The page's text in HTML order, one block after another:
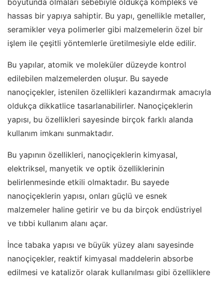
hassas bir yapıya sahiptir. Bu yapı, genellikle metaller,
seramikler veya polimerler gibi malzemelerin özel bir
işlem ile çeşitli yöntemlerle üretilmesiyle elde edilir.
Bu yapılar, atomik ve moleküler düzeyde kontrol
edilebilen malzemelerden oluşur. Bu sayede
nanoçiçekler, istenilen özellikleri kazandırmak amacıyla
oldukça dikkatlice tasarlanabilirler. Nanoçiçeklerin
yapısı, bu özellikleri sayesinde birçok farklı alanda
kullanım imkanı sunmaktadır.
Bu yapının özellikleri, nanoçiçeklerin kimyasal,
elektriksel, manyetik ve optik özelliklerinin
belirlenmesinde etkili olmaktadır. Bu sayede
nanoçiçeklerin yapısı, onları güçlü ve esnek
malzemeler haline getirir ve bu da birçok endüstriyel
ve tıbbi kullanım alanı açar.
İnce tabaka yapısı ve büyük yüzey alanı sayesinde
nanoçiçekler, reaktif kimyasal maddelerin absorbe
edilmesi ve katalizör olarak kullanılması gibi özelliklere